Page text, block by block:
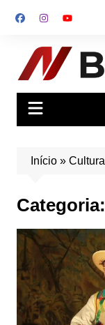
para
conteúdo
Início» Cultura
Categoria: